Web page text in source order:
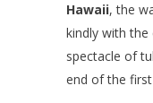
Hawaii, the
kindly with the
spectacle of
end of the